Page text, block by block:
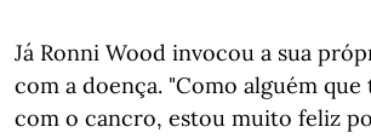
Já Ronni Wood invocou a sua
com a doença. "Como alguém
com o cancro, estou muito feliz